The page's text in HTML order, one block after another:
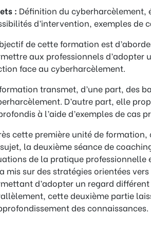
: Définition du cyberharcèlement,
d’intervention, exemples de
de cette formation est
aux professionnels d’adopter
face au cyberharcèlement.
transmet, d’une part, des
D’autre part, elle
à l’aide d’exemples de cas
cette première unité de
la deuxième séance de
de la pratique professionnelle
mis sur des stratégies orientées
d’adopter un regard
cette deuxième partie
des connaissances.